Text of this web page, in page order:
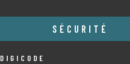
SÉCURITÉ
DIGICODE